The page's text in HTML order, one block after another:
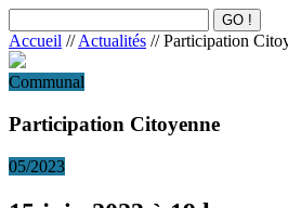
Accueil //Actualités // Participation
Communal
Participation Citoyenne
05/2023